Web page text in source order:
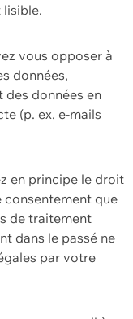
lisible.
vous opposer à
données,
données en
(p. ex. e-mails
en principe le droit
que
de traitement
dans le passé ne
par votre